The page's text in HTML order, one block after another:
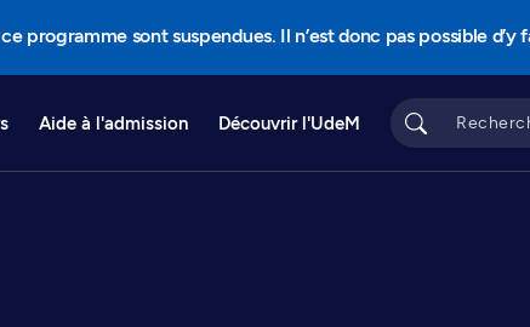
programme sont suspendues. Il n’est donc pas possible d’y
Aide à l'admission Découvrir l'UdeM